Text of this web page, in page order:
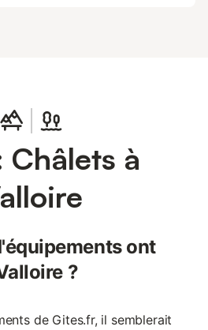
Châlets à
ont
?
de Gites.fr, il semblerait